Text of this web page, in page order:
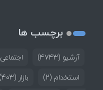
برچسب ها
آرشیو (4743) اجتماعی
استخدام (2) بازار (403)